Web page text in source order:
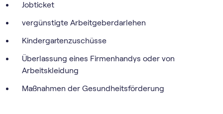
Jobticket
vergünstigte Arbeitgeberdarlehen
Kindergartenzuschüsse
Überlassung eines Firmenhandys oder von
Arbeitskleidung
Maßnahmen der Gesundheitsförderung